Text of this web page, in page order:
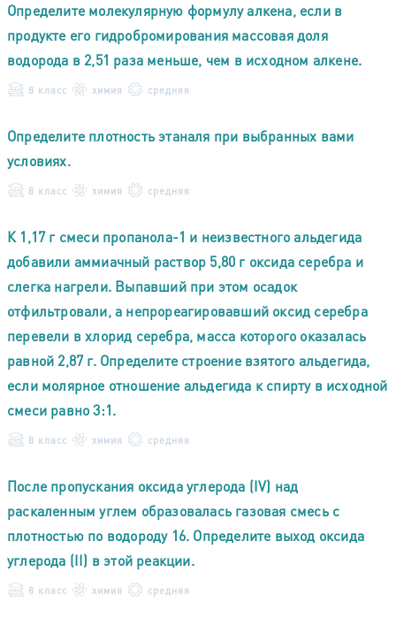
Определите молекулярную формулу алкена, если в
продукте его гидробромирования массовая доля
водорода в 2,51 раза меньше, чем в исходном алкене.
8 класс химия средняя
Определите плотность этаналя при выбранных вами
условиях.
8 класс химия средняя
К 1,17 г смеси пропанола-1 и неизвестного альдегида
добавили аммиачный раствор 5,80 г оксида серебра и
слегка нагрели. Выпавший при этом осадок
отфильтровали, а непрореагировавший оксид серебра
перевели в хлорид серебра, масса которого оказалась
равной 2,87 г. Определите строение взятого альдегида,
если молярное отношение альдегида к спирту в исходной
смеси равно 3:1.
8 класс химия средняя
После пропускания оксида углерода (IV) над
раскаленным углем образовалась газовая смесь с
плотностью по водороду 16. Определите выход оксида
углерода (II) в этой реакции.
8 класс химия средняя